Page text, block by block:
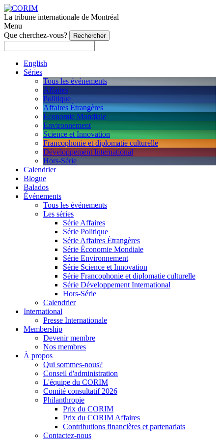
La tribune internationale de Montréal
Menu
Que cherchez-vous?
English
Séries
Tous les événements
Affaires
Politique
Affaires Étrangères
Économie Mondiale
Environnement
Science et Innovation
Francophonie et diplomatie culturelle
Développement International
Hors-Série
Calendrier
Blogue
Balados
Événements
Tous les événements
Les séries
Série Affaires
Série Politique
Série Affaires Étrangères
Série Économie Mondiale
Série Environnement
Série Science et Innovation
Série Francophonie et diplomatie culturelle
Série Développement International
Hors-Série
Calendrier
International
Presse Internationale
Membership
Devenir membre
Nos membres
À propos
Qui sommes-nous?
Conseil d'administration
L'équipe du CORIM
Comité consultatif 2026
Philanthropie
Prix du CORIM
Prix du CORIM Affaires
Contributions financières et partenariats
Contactez-nous